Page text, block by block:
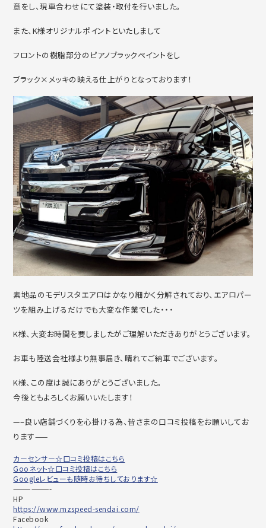
意をし、現車合わせにて塗装・取付を行いました。
また、K様オリジナルポイントといたしまして
フロントの樹脂部分のピアノブラックペイントをし
ブラック×メッキの映える仕上がりとなっております！
素地品のモデリスタエアロはかなり細かく分解されており、エアロパー
ツを組み上げるだけでも大変な作業でした・・・
K様、大変お時間を要しましたがご理解いただきありがとうございます。
お車も陸送会社様より無事届き、晴れてご納車でございます。
K様、この度は誠にありがとうございました。
今後ともよろしくお願いいたします！
—–良い店舗づくりを心掛ける為、皆さまの口コミ投稿をお願いしてお
ります——
カーセンサー☆口コミ投稿はこちら
Gooネット☆口コミ投稿はこちら
Googleレビューも随時お待ちしております☆
——————-
HP
https://www.mzspeed-sendai.com/
Facebook